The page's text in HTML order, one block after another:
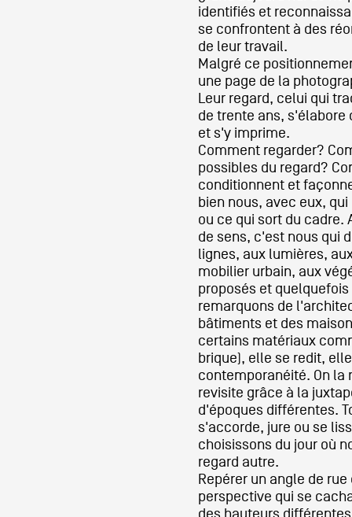
Collection vidéos
Candidater
identifiés et
se confrontent à des
de leur travail.
Malgré ce
une page de la
Leur regard, celui qui
de trente ans, s'élabore
et s'y imprime.
Comment regarder?
possibles du regard?
conditionnent et
bien nous, avec eux,
ou ce qui sort du cadre.
de sens, c'est nous qui
lignes, aux lumières,
mobilier urbain, aux
proposés et
remarquons de
bâtiments et des
certains matériaux
brique), elle se redit,
contemporanéité. On la
revisite grâce à la
d'époques différentes.
s'accorde, jure ou se
choisissons du jour où
regard autre.
Repérer un angle de
perspective qui se